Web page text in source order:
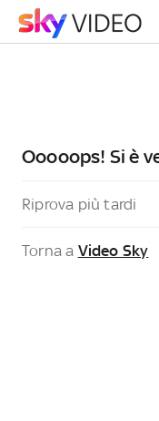
Ooooops! Si è
Riprova più tardi
Torna a Video Sky